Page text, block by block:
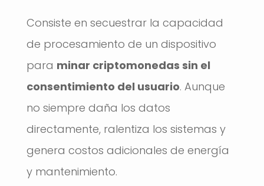
Consiste en secuestrar la capacidad
de procesamiento de un dispositivo
para minar criptomonedas sin el
consentimiento del usuario. Aunque
no siempre daña los datos
directamente, ralentiza los sistemas y
genera costos adicionales de energía
y mantenimiento.